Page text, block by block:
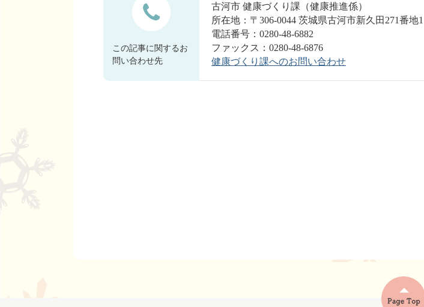
この記事に関するお
問い合わせ先
古河市 健康づくり課（健康推進係）
所在地：〒306-0044 茨城県古河市新久田271番地1
電話番号：0280-48-6882
ファックス：0280-48-6876
健康づくり課へのお問い合わせ